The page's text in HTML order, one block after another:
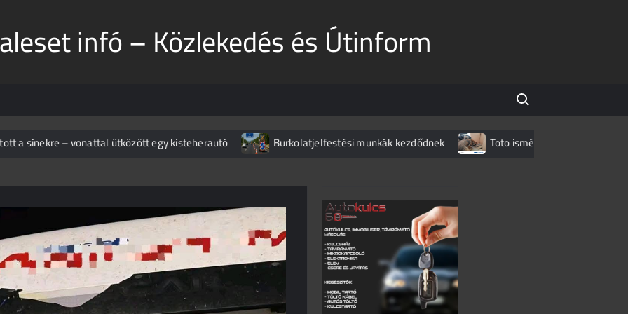
infó – Közlekedés és Útinform
Search for:
– vonattal ütközött egy kisteherautó Burkolatjelfestési munkák kezdődnek Toto ismét lecsapott az M1-esen